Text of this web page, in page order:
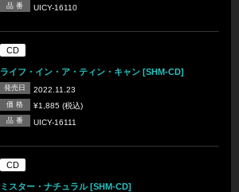
品 番 UICY-16110
CD
ライフ・イン・ア・ティン・キャン [SHM-CD]
発売日 2022.11.23
価 格 ¥1,885 (税込)
品 番 UICY-16111
CD
ミスター・ナチュラル [SHM-CD]